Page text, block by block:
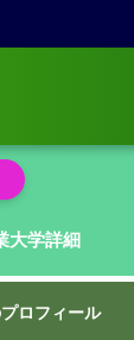
大学詳細
ロフィール